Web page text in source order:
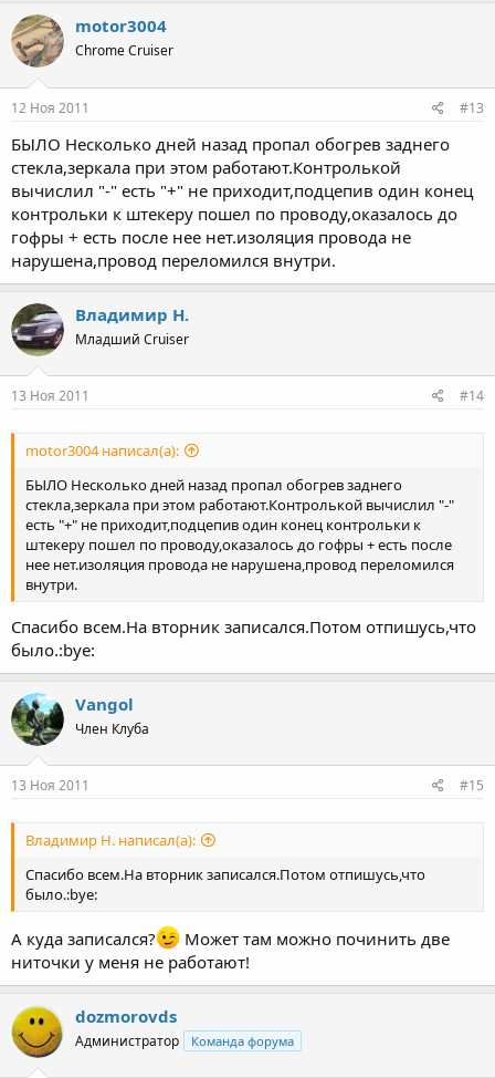
motor3004
Chrome Cruiser
12 Ноя 2011 #13
БЫЛО Несколько дней назад пропал обогрев заднего
стекла,зеркала при этом работают.Контролькой
вычислил "-" есть "+" не приходит,подцепив один конец
контрольки к штекеру пошел по проводу,оказалось до
гофры + есть после нее нет.изоляция провода не
нарушена,провод переломился внутри.
Владимир Н.
Младший Cruiser
13 Ноя 2011 #14
motor3004 написал(а):
БЫЛО Несколько дней назад пропал обогрев заднего
стекла,зеркала при этом работают.Контролькой вычислил "-"
есть "+" не приходит,подцепив один конец контрольки к
штекеру пошел по проводу,оказалось до гофры + есть после
нее нет.изоляция провода не нарушена,провод переломился
внутри.
Спасибо всем.На вторник записался.Потом отпишусь,что
было.:bye:
Vangol
Член Клуба
13 Ноя 2011 #15
Владимир Н. написал(а):
Спасибо всем.На вторник записался.Потом отпишусь,что
было.:bye:
А куда записался?
Может там можно починить две
ниточки у меня не работают!
dozmorovds
Администратор Команда форума